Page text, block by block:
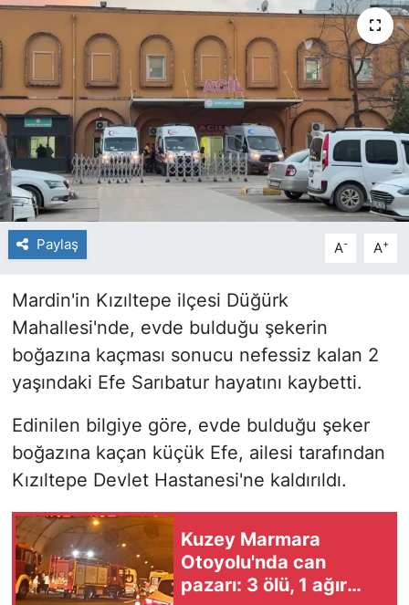
Paylaş A- A+
Mardin'in Kızıltepe ilçesi Düğürk
Mahallesi'nde, evde bulduğu şekerin
boğazına kaçması sonucu nefessiz kalan 2
yaşındaki Efe Sarıbatur hayatını kaybetti.
Edinilen bilgiye göre, evde bulduğu şeker
boğazına kaçan küçük Efe, ailesi tarafından
Kızıltepe Devlet Hastanesi'ne kaldırıldı.
Kuzey Marmara
Otoyolu'nda can
pazarı: 3 ölü, 1 ağır